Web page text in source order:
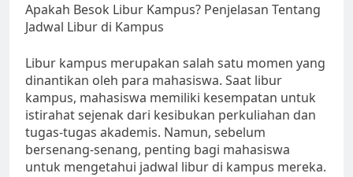
Apakah Besok Libur Kampus? Penjelasan Tentang
Jadwal Libur di Kampus
Libur kampus merupakan salah satu momen yang
dinantikan oleh para mahasiswa. Saat libur
kampus, mahasiswa memiliki kesempatan untuk
istirahat sejenak dari kesibukan perkuliahan dan
tugas-tugas akademis. Namun, sebelum
bersenang-senang, penting bagi mahasiswa
untuk mengetahui jadwal libur di kampus mereka.